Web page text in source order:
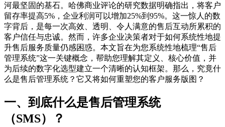
河最坚固的基石。哈佛商业评论的研究数据明确指出，将客户
留存率提高5%，企业利润可以增加25%到95%。这一惊人的数
字背后，是每一次高效、透明、令人满意的售后互动所累积的
客户信任与忠诚。然而，许多企业决策者对于如何系统性地提
升售后服务质量仍感困惑。本文旨在为您系统性地梳理“售后
管理系统”这一关键概念，帮助您理解其定义、核心价值，并
为后续的数字化选型建立一个清晰的认知框架。那么，究竟什
么是售后管理系统？它又将如何重塑您的客户服务版图？
一、到底什么是售后管理系统
（SMS）？